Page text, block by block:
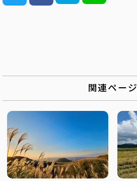
関連ページ